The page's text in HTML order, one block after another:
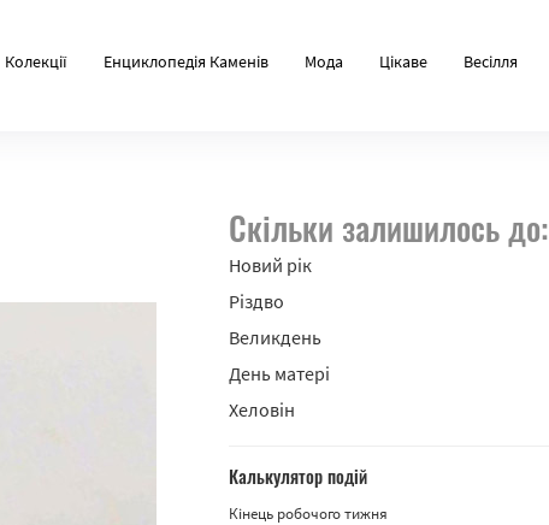
Колекції Енциклопедія Каменів Мода Цікаве Весілля
Скільки залишилось до:
Новий рік
Різдво
Великдень
День матері
Хеловін
Калькулятор подій
Кінець робочого тижня